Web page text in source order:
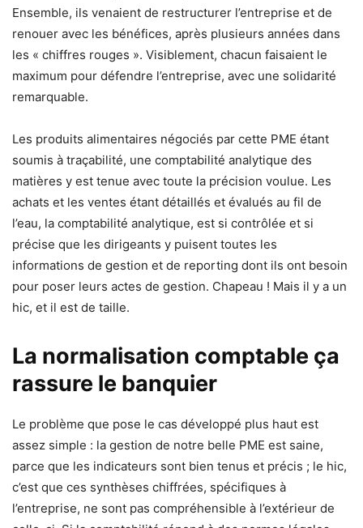
Ensemble, ils venaient de restructurer l’entreprise et de
renouer avec les bénéfices, après plusieurs années dans
les « chiffres rouges ». Visiblement, chacun faisaient le
maximum pour défendre l’entreprise, avec une solidarité
remarquable.
Les produits alimentaires négociés par cette PME étant
soumis à traçabilité, une comptabilité analytique des
matières y est tenue avec toute la précision voulue. Les
achats et les ventes étant détaillés et évalués au fil de
l’eau, la comptabilité analytique, est si contrôlée et si
précise que les dirigeants y puisent toutes les
informations de gestion et de reporting dont ils ont besoin
pour poser leurs actes de gestion. Chapeau ! Mais il y a un
hic, et il est de taille.
La normalisation comptable ça
rassure le banquier
Le problème que pose le cas développé plus haut est
assez simple : la gestion de notre belle PME est saine,
parce que les indicateurs sont bien tenus et précis ; le hic,
c’est que ces synthèses chiffrées, spécifiques à
l’entreprise, ne sont pas compréhensible à l’extérieur de